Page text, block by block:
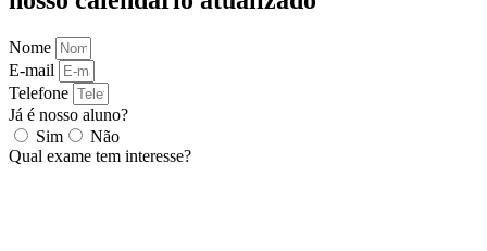
Nome
E-mail
Telefone
Já é nosso aluno?
Sim
Não
Qual exame tem interesse?